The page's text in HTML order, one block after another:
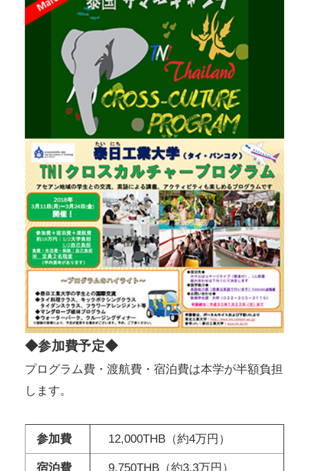
◆参加費予定◆
プログラム費・渡航費・宿泊費は本学が半額負担
します。
参加費 12,000THB（約4万円）
宿泊費 9,750THB（約3.3万円）